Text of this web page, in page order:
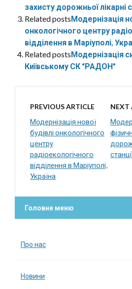
захисту дорожньої лікарні
Related postsМодернізація
онкологічного центру
відділення в Маріуполі,
Related postsМодернізація
Київському СК “РАДОН”
PREVIOUS ARTICLE
Модернізація нової
будівлі онкологічного
центру
радіоекологічного
відділення в Маріуполі,
Україна
NEXT
Головне меню
Про нас
Новини